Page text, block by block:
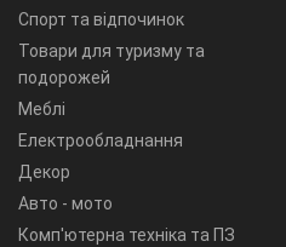
Спорт та відпочинок
Товари для туризму та
подорожей
Меблі
Електрообладнання
Декор
Авто - мото
Комп'ютерна техніка та ПЗ